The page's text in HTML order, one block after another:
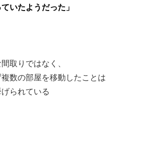
いたようだった」
取りではなく、
数の部屋を移動したことは
られている